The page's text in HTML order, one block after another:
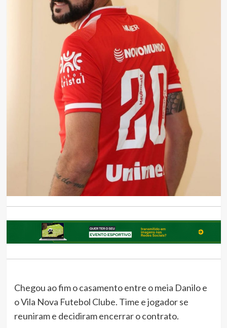
Chegou ao fim o casamento entre o meia Danilo e
o Vila Nova Futebol Clube. Time e jogador se
reuniram e decidiram encerrar o contrato.